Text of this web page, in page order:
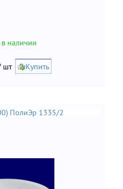
в наличии
шт Купить
ПолиЭр 1335/2